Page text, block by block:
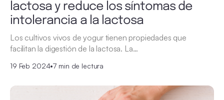
lactosa y reduce los síntomas de
intolerancia a la lactosa
Los cultivos vivos de yogur tienen propiedades que
facilitan la digestión de la lactosa. La…
19 Feb 2024•7 min de lectura